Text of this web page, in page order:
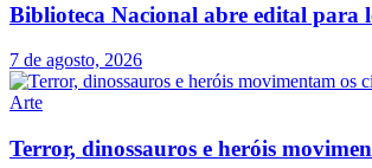
Biblioteca Nacional abre edital para
7 de agosto, 2026
Arte
Terror, dinossauros e heróis